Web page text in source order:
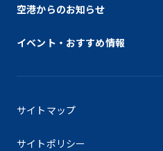
空港からのお知らせ
イベント・おすすめ情報
サイトマップ
サイトポリシー